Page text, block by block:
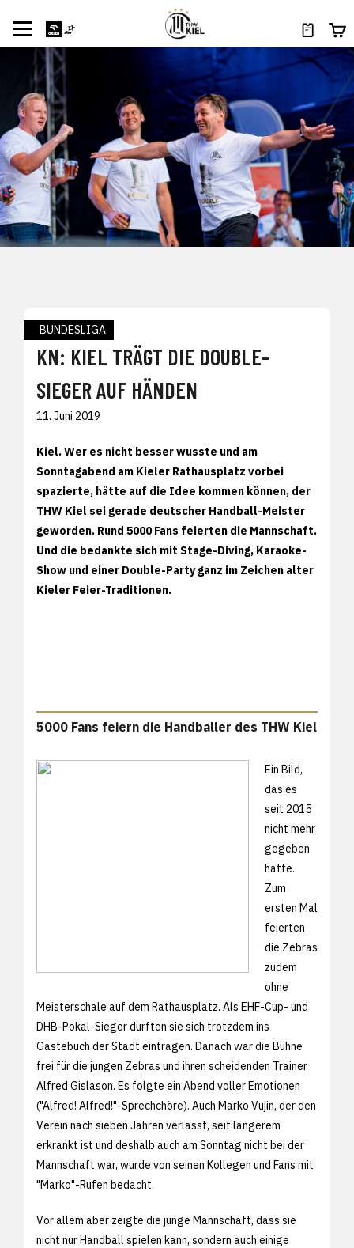
BUNDESLIGA
KN: KIEL TRÄGT DIE DOUBLE-
SIEGER AUF HÄNDEN
11. Juni 2019
Kiel.Wer es nicht besser wusste und am
Sonntagabend am Kieler Rathausplatz vorbei
spazierte, hätte auf die Idee kommen können, der
THW Kiel sei gerade deutscher Handball-Meister
geworden. Rund 5000 Fans feierten die Mannschaft.
Und die bedankte sich mit Stage-Diving, Karaoke-
Show und einer Double-Party ganz im Zeichen alter
Kieler Feier-Traditionen.
5000 Fans feiern die Handballer des THW Kiel
Ein Bild,
das es
seit 2015
nicht mehr
gegeben
hatte.
Zum
ersten Mal
feierten
die Zebras
zudem
ohne
Meisterschale auf dem Rathausplatz. Als EHF-Cup- und
DHB-Pokal-Sieger durften sie sich trotzdem ins
Gästebuch der Stadt eintragen. Danach war die Bühne
frei für die jungen Zebras und ihren scheidenden Trainer
Alfred Gislason. Es folgte ein Abend voller Emotionen
("Alfred! Alfred!"-Sprechchöre). Auch Marko Vujin, der den
Verein nach sieben Jahren verlässt, seit längerem
erkrankt ist und deshalb auch am Sonntag nicht bei der
Mannschaft war, wurde von seinen Kollegen und Fans mit
"Marko"-Rufen bedacht.
Vor allem aber zeigte die junge Mannschaft, dass sie
nicht nur Handball spielen kann, sondern auch einige